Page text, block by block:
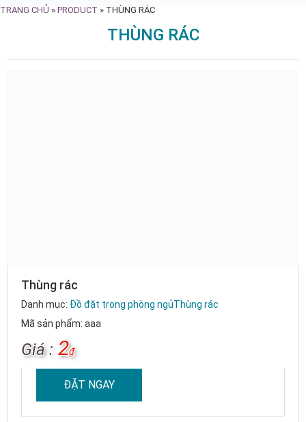
TRANG CHỦ » PRODUCT » THÙNG RÁC
THÙNG RÁC
Thùng rác
Danh mục: Đồ đặt trong phòng ngủThùng rác
Mã sản phẩm: aaa
Giá : 2₫
ĐẶT NGAY